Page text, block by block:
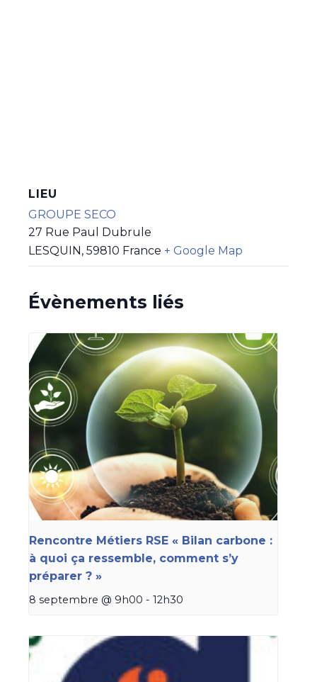
LIEU
GROUPE SECO
27 Rue Paul Dubrule
LESQUIN , 59810 France + Google Map
Évènements liés
Rencontre Métiers RSE « Bilan carbone :
à quoi ça ressemble, comment s’y
préparer ? »
8 septembre @ 9h00 - 12h30